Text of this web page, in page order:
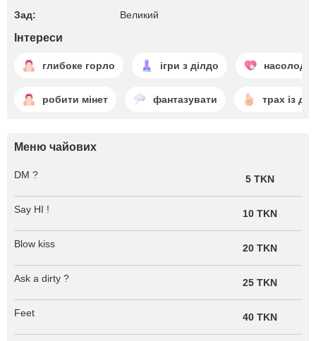
Зад: Великий
Інтереси
глибоке горло ігри з ділдо
робити мінет фантазувати трах із
Меню чайових
DM ? 5 TKN
Say HI ! 10 TKN
Blow kiss 20 TKN
Ask a dirty ? 25 TKN
Feet 40 TKN